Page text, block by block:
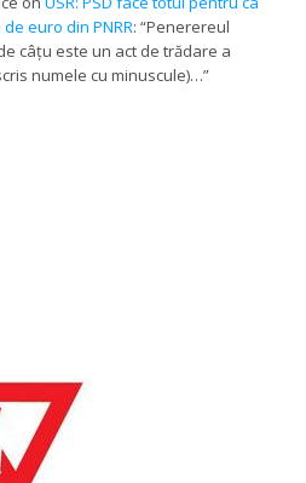
euro din PNRR: “Penerereul
câțu este un act de trădare a
numele cu minuscule)…”